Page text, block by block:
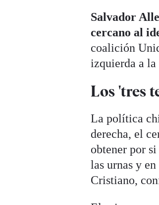
Salvador
cercano al
coalición
izquierda a
Los 'tres
La política
derecha, el
obtener por
las urnas y
Cristiano,